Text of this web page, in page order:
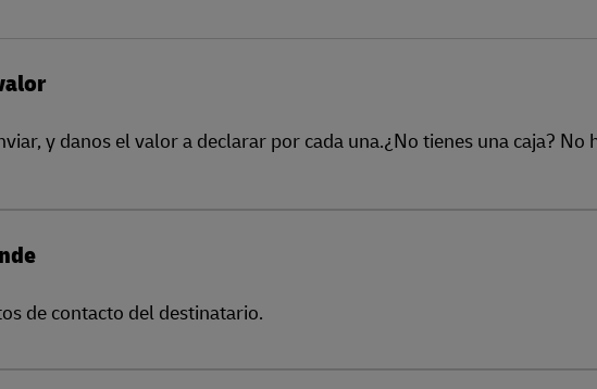
y danos el valor a declarar por cada una.¿No tienes una caja?
de contacto del destinatario.